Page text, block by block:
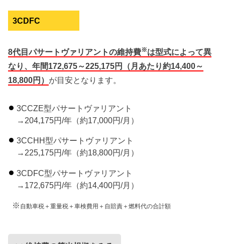
3CDFC
8代目パサートヴァリアントの維持費※は型式によって異
なり、年間172,675～225,175円（月あたり約14,400～
18,800円） が目安となります。
3CCZE型パサートヴァリアント
→204,175円/年（約17,000円/月）
3CCHH型パサートヴァリアント
→225,175円/年（約18,800円/月）
3CDFC型パサートヴァリアント
→172,675円/年（約14,400円/月）
※ 自動車税＋重量税＋車検費用＋自賠責＋燃料代の合計額